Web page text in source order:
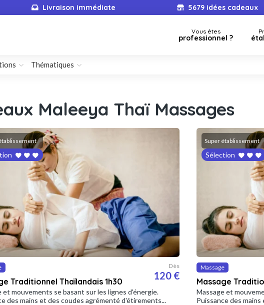
Livraison immédiate 5679 idées cadeaux
Vous êtes
professionnel ?
Thématiques
Maleeya Thaï Massages
Traditionnel Thaïlandais 1h30
Dès
120 €
et mouvements se basant sur les lignes d'énergie.
des mains et des coudes agrémenté d'étirements...
Super établissement
Sélection
Massage
Massage
Massage et
Puissance des